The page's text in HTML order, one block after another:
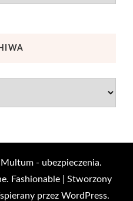
Multum - ubezpieczenia.
Fashionable | Stworzony
przez WordPress.